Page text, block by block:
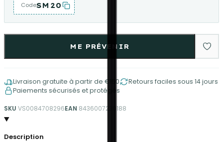
CodeSM20
ME PRÉVENIR
Livraison gratuite à partir de €150
Retours faciles sous 14 jours
Paiements sécurisés et protégés
SKU VS0084708296EAN 8436007230188
Description